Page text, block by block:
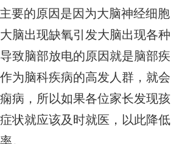
要的原因是因为大脑神经细胞
脑出现缺氧引发大脑出现各种
致脑部放电的原因就是脑部疾
为脑科疾病的高发人群，就会
病，所以如果各位家长发现孩
状就应该及时就医，以此降低
。